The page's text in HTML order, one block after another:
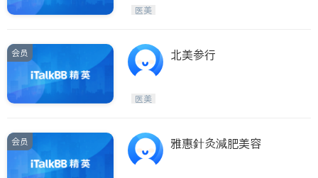
Oshawa
Niagara Falls
Pickering
Concord
Port Perry
医美
会员 北美参行
医美
会员 雅惠針灸減肥美容